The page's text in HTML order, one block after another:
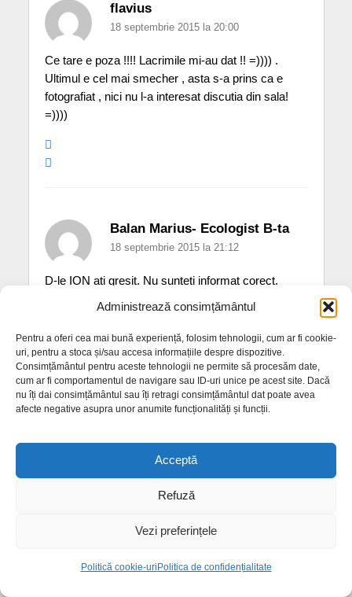
Administrează consimțământul
Pentru a oferi cea mai bună experiență, folosim tehnologii, cum ar fi cookie-
uri, pentru a stoca și/sau accesa informațiile despre dispozitive.
Consimțământul pentru aceste tehnologii ne permite să procesăm date,
cum ar fi comportamentul de navigare sau ID-uri unice pe acest site. Dacă
nu îți dai consimțământul sau îți retragi consimțământul dat poate avea
afecte negative asupra unor anumite funcționalități și funcții.
Acceptă
Refuză
Vezi preferințele
Politică cookie-uriPolitica de confidențialitate
flavius
18 septembrie 2015 la 20:00
Ce tare e poza !!!! Lacrimile mi-au dat !! =)))) .
Ultimul e cel mai smecher , asta s-a prins ca e
fotografiat , nici nu l-a interesat discutia din sala!
=))))
Balan Marius- Ecologist B-ta
18 septembrie 2015 la 21:12
D-le ION ati gresit. Nu sunteti informat corect.
prezentata la PRO tv in acest an. Am fost pe faza
la aceasta stire. O seara faina !